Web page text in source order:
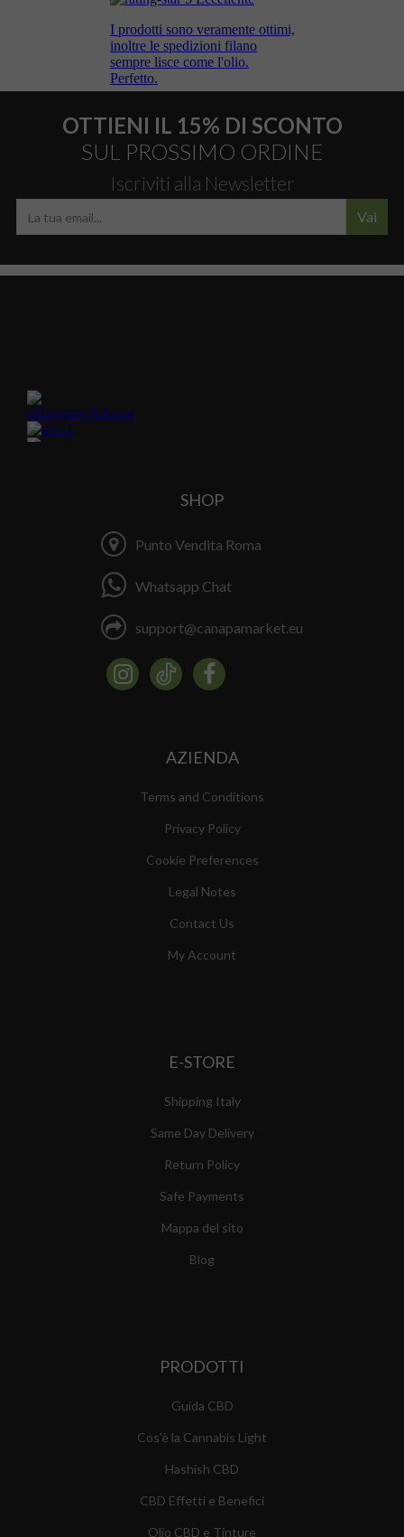
OTTIENI IL 15% DI SCONTO
SUL PROSSIMO ORDINE
Iscriviti alla Newsletter
Vai
SHOP
Punto Vendita Roma
Whatsapp Chat
support@canapamarket.eu
AZIENDA
Terms and Conditions
Privacy Policy
Cookie Preferences
Legal Notes
Contact Us
My Account
E-STORE
Shipping Italy
Same Day Delivery
Return Policy
Safe Payments
Mappa del sito
Blog
PRODOTTI
Guida CBD
Cos'è la Cannabis Light
Hashish CBD
CBD Effetti e Benefici
Olio CBD e Tinture